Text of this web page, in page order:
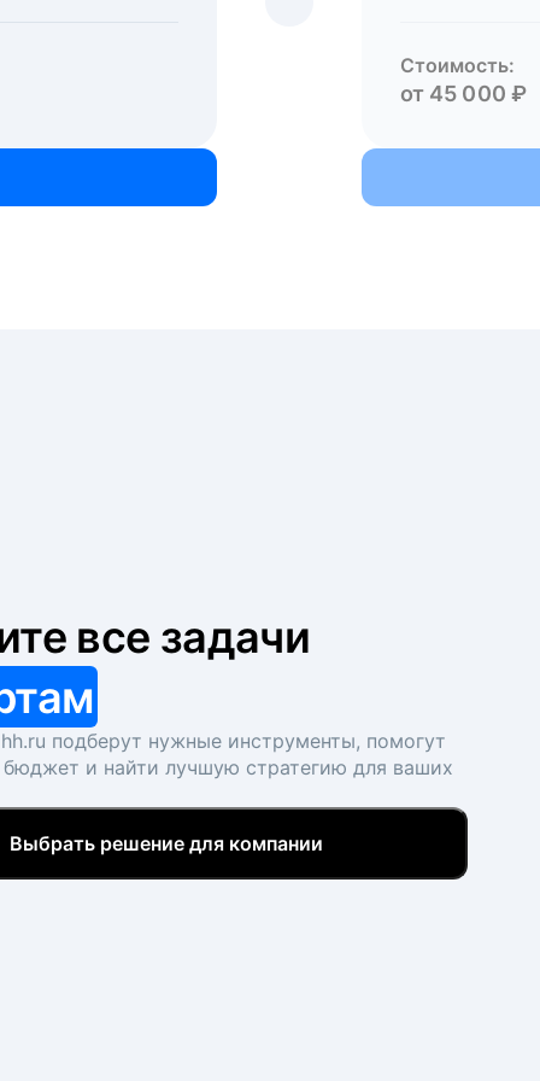
Стоимость:
от 45 000 ₽
все задачи
подберут нужные инструменты, помогут
бюджет и найти лучшую стратегию для ваших
Выбрать решение для компании